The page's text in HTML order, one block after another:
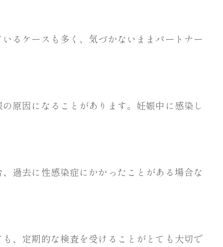
るケースも多く、気づかないままパートナー
原因になることがあります。妊娠中に感染し
過去に性感染症にかかったことがある場合な
、定期的な検査を受けることがとても大切で